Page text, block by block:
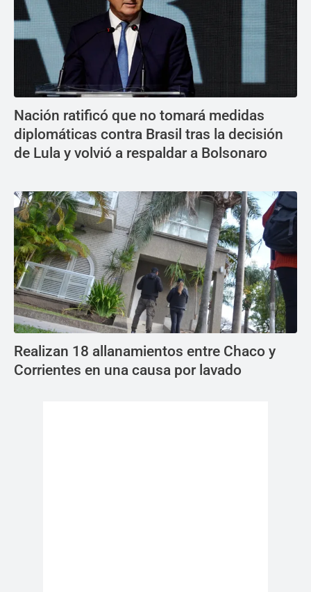
Nación ratificó que no tomará medidas
diplomáticas contra Brasil tras la decisión
de Lula y volvió a respaldar a Bolsonaro
Realizan 18 allanamientos entre Chaco y
Corrientes en una causa por lavado